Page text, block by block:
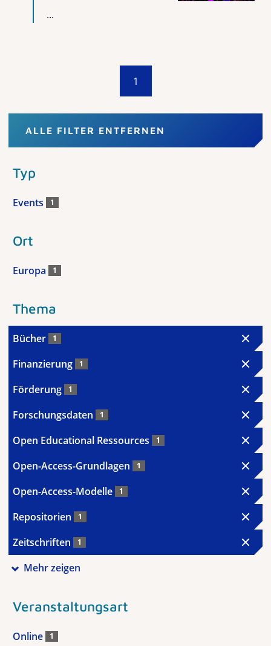
...
1
ALLE FILTER ENTFERNEN
Typ
Events 1
Ort
Europa 1
Thema
Bücher 1
Finanzierung 1
Förderung 1
Forschungsdaten 1
Open Educational Ressources 1
Open-Access-Grundlagen 1
Open-Access-Modelle 1
Repositorien 1
Zeitschriften 1
Mehr zeigen
Veranstaltungsart
Online 1